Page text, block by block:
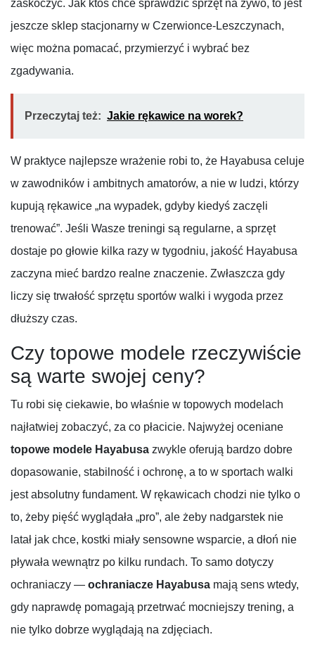
zaskoczyć. Jak ktoś chce sprawdzić sprzęt na żywo, to jest
jeszcze sklep stacjonarny w Czerwionce-Leszczynach,
więc można pomacać, przymierzyć i wybrać bez
zgadywania.
Przeczytaj też: Jakie rękawice na worek?
W praktyce najlepsze wrażenie robi to, że Hayabusa celuje
w zawodników i ambitnych amatorów, a nie w ludzi, którzy
kupują rękawice „na wypadek, gdyby kiedyś zaczęli
trenować”. Jeśli Wasze treningi są regularne, a sprzęt
dostaje po głowie kilka razy w tygodniu, jakość Hayabusa
zaczyna mieć bardzo realne znaczenie. Zwłaszcza gdy
liczy się trwałość sprzętu sportów walki i wygoda przez
dłuższy czas.
Czy topowe modele rzeczywiście
są warte swojej ceny?
Tu robi się ciekawie, bo właśnie w topowych modelach
najłatwiej zobaczyć, za co płacicie. Najwyżej oceniane
topowe modele Hayabusa zwykle oferują bardzo dobre
dopasowanie, stabilność i ochronę, a to w sportach walki
jest absolutny fundament. W rękawicach chodzi nie tylko o
to, żeby pięść wyglądała „pro”, ale żeby nadgarstek nie
latał jak chce, kostki miały sensowne wsparcie, a dłoń nie
pływała wewnątrz po kilku rundach. To samo dotyczy
ochraniaczy — ochraniacze Hayabusa mają sens wtedy,
gdy naprawdę pomagają przetrwać mocniejszy trening, a
nie tylko dobrze wyglądają na zdjęciach.